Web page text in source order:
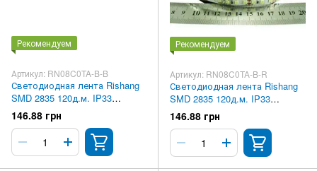
Рекомендуем
Артикул: RN08C0TA-B-B
Светодиодная лента Rishang
SMD 2835 120д.м. IP33
Premium Синий
146.88 грн
Рекомендуем
Артикул: RN08C0TA-B-R
Светодиодная лента Rishang
SMD 2835 120д.м. IP33
Premium Красный
146.88 грн